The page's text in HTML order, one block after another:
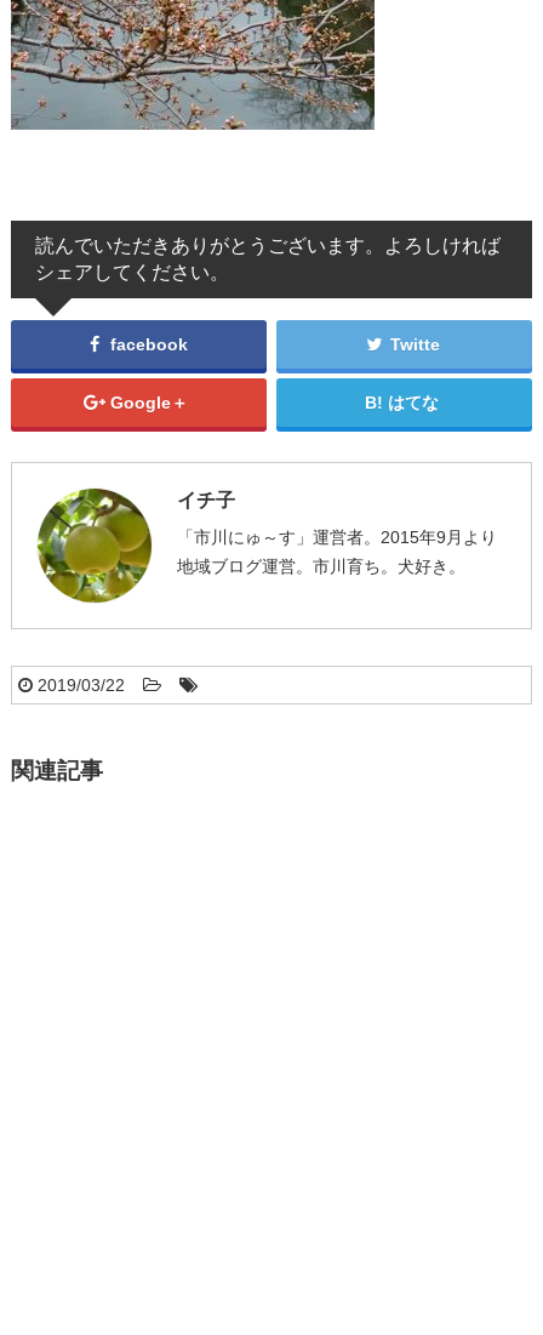
読んでいただきありがとうございます。よろしければ
シェアしてください。
facebook Twitte
Google＋ はてな
イチ子
「市川にゅ～す」運営者。2015年9月より
地域ブログ運営。市川育ち。犬好き。
2019/03/22
関連記事